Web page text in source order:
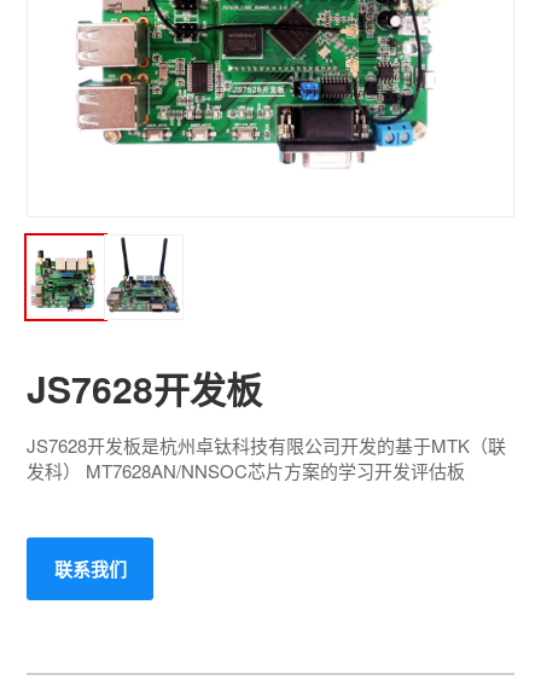
JS7628开发板
JS7628开发板是杭州卓钛科技有限公司开发的基于MTK（联
发科） MT7628AN/NNSOC芯片方案的学习开发评估板
联系我们